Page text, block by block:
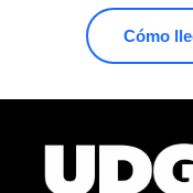
Cómo